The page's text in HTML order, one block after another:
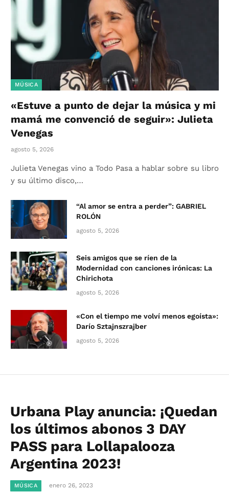
MÚSICA
«Estuve a punto de dejar la música y mi
mamá me convenció de seguir»: Julieta
Venegas
agosto 5, 2026
Julieta Venegas vino a Todo Pasa a hablar sobre su libro
y su último disco,…
“Al amor se entra a perder”: GABRIEL
ROLÓN
agosto 5, 2026
Seis amigos que se ríen de la
Modernidad con canciones irónicas: La
Chirichota
agosto 5, 2026
«Con el tiempo me volví menos egoísta»:
Darío Sztajnszrajber
agosto 5, 2026
Urbana Play anuncia: ¡Quedan
los últimos abonos 3 DAY
PASS para Lollapalooza
Argentina 2023!
MÚSICA enero 26, 2023